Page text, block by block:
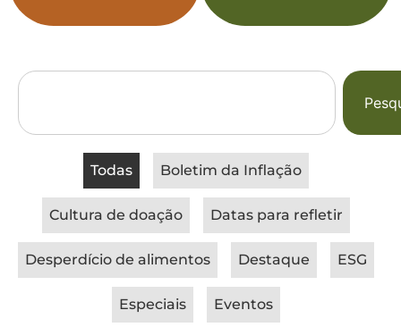
Todas Boletim da Inflação
Cultura de doação Datas para refletir
Desperdício de alimentos Destaque ESG
Especiais Eventos